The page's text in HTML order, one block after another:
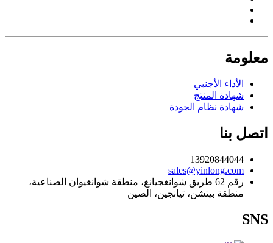
معلومة
الأداء الأجنبي
شهادة المنتج
شهادة نظام الجودة
اتصل بنا
13920844044
sales@yinlong.com
رقم 62 طريق شوانغجيانغ، منطقة شوانغيوان الصناعية،
منطقة بيتشن، تيانجين، الصين
SNS